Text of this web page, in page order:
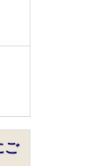
ご